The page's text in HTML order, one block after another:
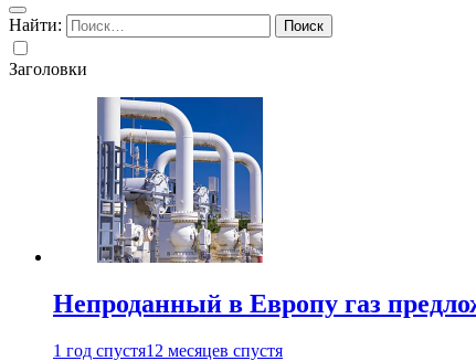
Найти:
Заголовки
Непроданный в Европу газ
1 год спустя12 месяцев спустя